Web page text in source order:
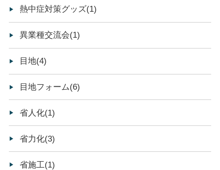
熱中症対策グッズ(1)
異業種交流会(1)
目地(4)
目地フォーム(6)
省人化(1)
省力化(3)
省施工(1)